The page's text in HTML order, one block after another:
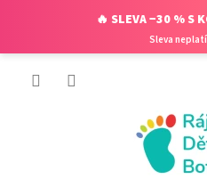
🔥 SLEVA −30 % S
Sleva